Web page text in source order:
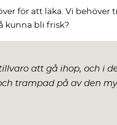
för att läka. Vi
kunna bli frisk?
att gå ihop, och i
trampad på av den